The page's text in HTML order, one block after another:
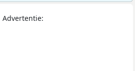
Advertentie: